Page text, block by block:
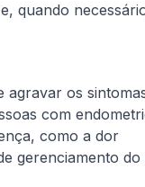
quando
agravar os
com
como a dor
gerenciamento